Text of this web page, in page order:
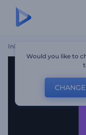
Inicio
Would you like to
CHANGE